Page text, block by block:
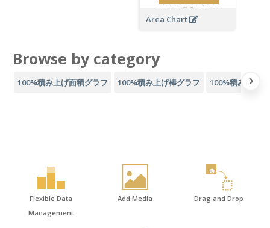
Area Chart
Browse by category
100%積み上げ面積グラフ 100%積み上げ棒グラフ 100%積み上げ
Flexible Data
Management
Add Media Drag and Drop